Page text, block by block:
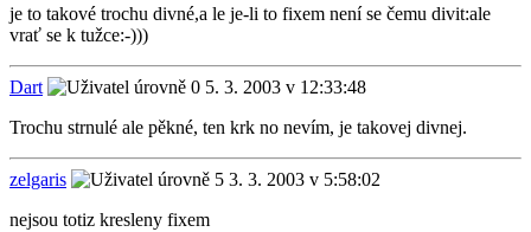
je to takové trochu divné,a le je-li to fixem není se čemu divit:ale
vrať se k tužce:-)))
Dart
5. 3. 2003 v 12:33:48
Trochu strnulé ale pěkné, ten krk no nevím, je takovej divnej.
zelgaris
3. 3. 2003 v 5:58:02
nejsou totiz kresleny fixem